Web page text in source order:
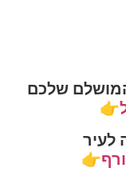
שלכם
👉
לעיר
👉